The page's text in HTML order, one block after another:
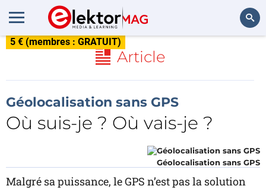
5 € (membres : GRATUIT)
Article
Géolocalisation sans GPS
Où suis-je ? Où vais-je ?
Géolocalisation sans GPS
Malgré sa puissance, le GPS n’est pas la solution